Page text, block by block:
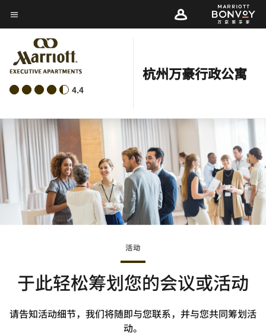
Skip
to
content
菜单文本
4.4
杭州万豪行政公寓
活动
于此轻松筹划您的会议或活动
请告知活动细节，我们将随即与您联系，并与您共同筹划活
动。